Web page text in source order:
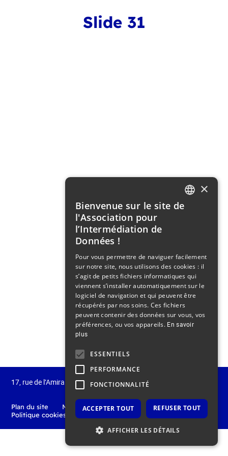
Slide 31
17, rue de l’Amiral Hamelin75 116 Paris France
Plan du site Mentions légales
Politique de confidentialité
Politique cookies
Nous contacter
×
Bienvenue sur le site de
l'Association pour
l’Intermédiation de
Données !
Pour vous permettre de naviguer facilement
sur notre site, nous utilisons des cookies : il
s’agit de petits fichiers informatiques qui
viennent s’installer automatiquement sur le
logiciel de navigation et qui peuvent être
récupérés par nos soins. Ces fichiers
peuvent contenir des données sur vous, vos
préférences, ou vos appareils. En savoir
plus
ESSENTIELS
PERFORMANCE
FONCTIONNALITÉ
ACCEPTER TOUT REFUSER TOUT
AFFICHER LES DÉTAILS